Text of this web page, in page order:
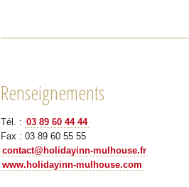
Renseignements
Tél. : 03 89 60 44 44
Fax : 03 89 60 55 55
contact@holidayinn-mulhouse.fr
www.holidayinn-mulhouse.com